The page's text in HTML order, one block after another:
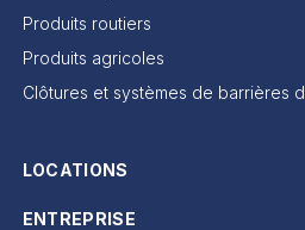
Produits routiers
Produits agricoles
Clôtures et systèmes de barrières
LOCATIONS
ENTREPRISE